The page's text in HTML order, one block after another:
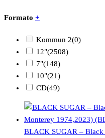
Formato +
Kommun 2(0)
12"(2508)
7"(148)
10"(21)
CD(49)
BLACK SUGAR – Black